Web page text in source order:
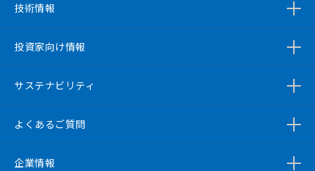
技術情報
投資家向け情報
サステナビリティ
よくあるご質問
企業情報